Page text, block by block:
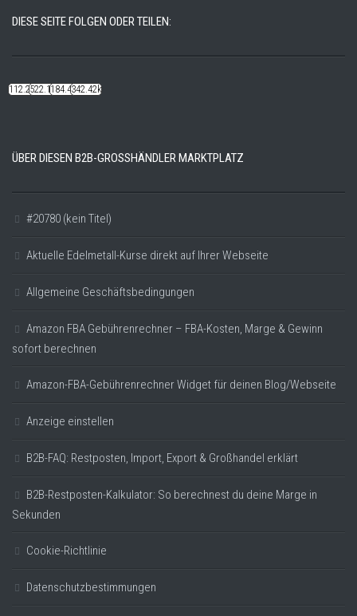
DIESE SEITE FOLGEN ODER TEILEN:
112.22k522.14k184.48k342.42k
ÜBER DIESEN B2B-GROSSHÄNDLER MARKTPLATZ
#20780 (kein Titel)
Aktuelle Edelmetall-Kurse direkt auf Ihrer Webseite
Allgemeine Geschäftsbedingungen
Amazon FBA Gebührenrechner – FBA-Kosten, Marge & Gewinn
sofort berechnen
Amazon-FBA-Gebührenrechner Widget für deinen Blog/Webseite
Anzeige einstellen
B2B-FAQ: Restposten, Import, Export & Großhandel erklärt
B2B-Restposten-Kalkulator: So berechnest du deine Marge in
Sekunden
Cookie-Richtlinie
Datenschutzbestimmungen